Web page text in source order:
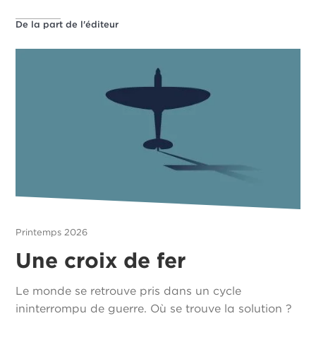
De la part de l'éditeur
Printemps 2026
Une croix de fer
Le monde se retrouve pris dans un cycle
ininterrompu de guerre. Où se trouve la solution ?